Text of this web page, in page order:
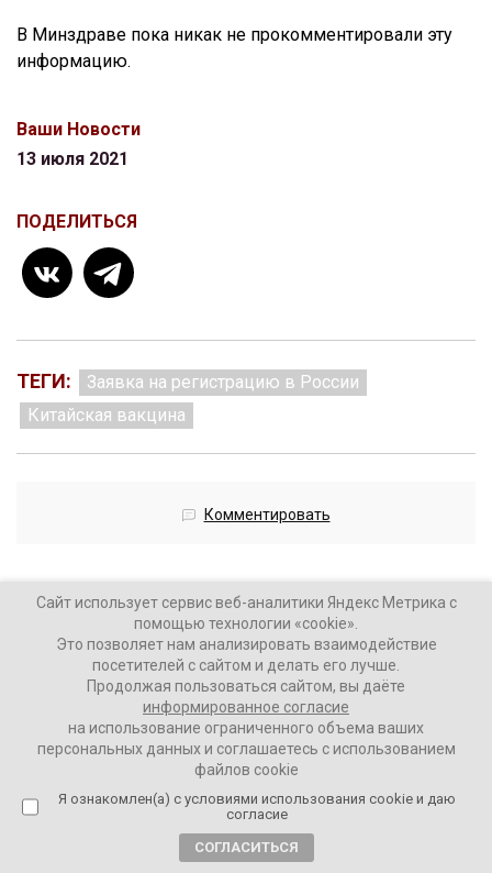
В Минздраве пока никак не прокомментировали эту
информацию.
Ваши Новости
13 июля 2021
ПОДЕЛИТЬСЯ
ТЕГИ:
Заявка на регистрацию в России
Китайская вакцина
Комментировать
Загрузить больше материалов
Сайт использует сервис веб-аналитики Яндекс Метрика с
помощью технологии «cookie».
Это позволяет нам анализировать взаимодействие
посетителей с сайтом и делать его лучше.
Продолжая пользоваться сайтом, вы даёте
информированное согласие
на использование ограниченного объема ваших
персональных данных и соглашаетесь с использованием
файлов cookie
Я ознакомлен(а) с условиями использования cookie и даю
согласие
СОГЛАСИТЬСЯ